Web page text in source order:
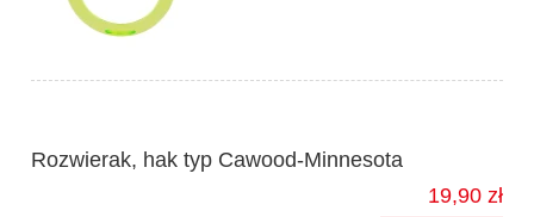
Rozwierak, hak typ Cawood-Minnesota
19,90 zł